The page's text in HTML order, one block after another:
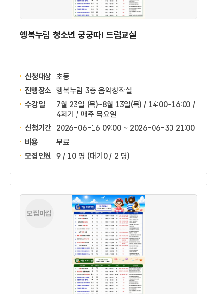
행복누림 청소년 쿵쿵따! 드럼교실
신청대상 초등
진행장소 행복누림 3층 음악창작실
수강일
7월 23일 (목)~8월 13일(목) / 14:00~16:00 /
4회기 / 매주 목요일
신청기간 2026-06-16 09:00 ~ 2026-06-30 21:00
비용
무료
모집인원
9 / 10 명 (대기0 / 2 명)
모집마감